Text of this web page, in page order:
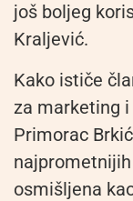
još boljeg
Kraljević.
Kako ističe
za marketing
Primorac
osmišljena